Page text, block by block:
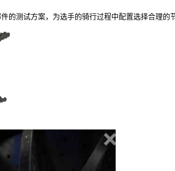
的测试方案，为选手的骑行过程中配置选择合理